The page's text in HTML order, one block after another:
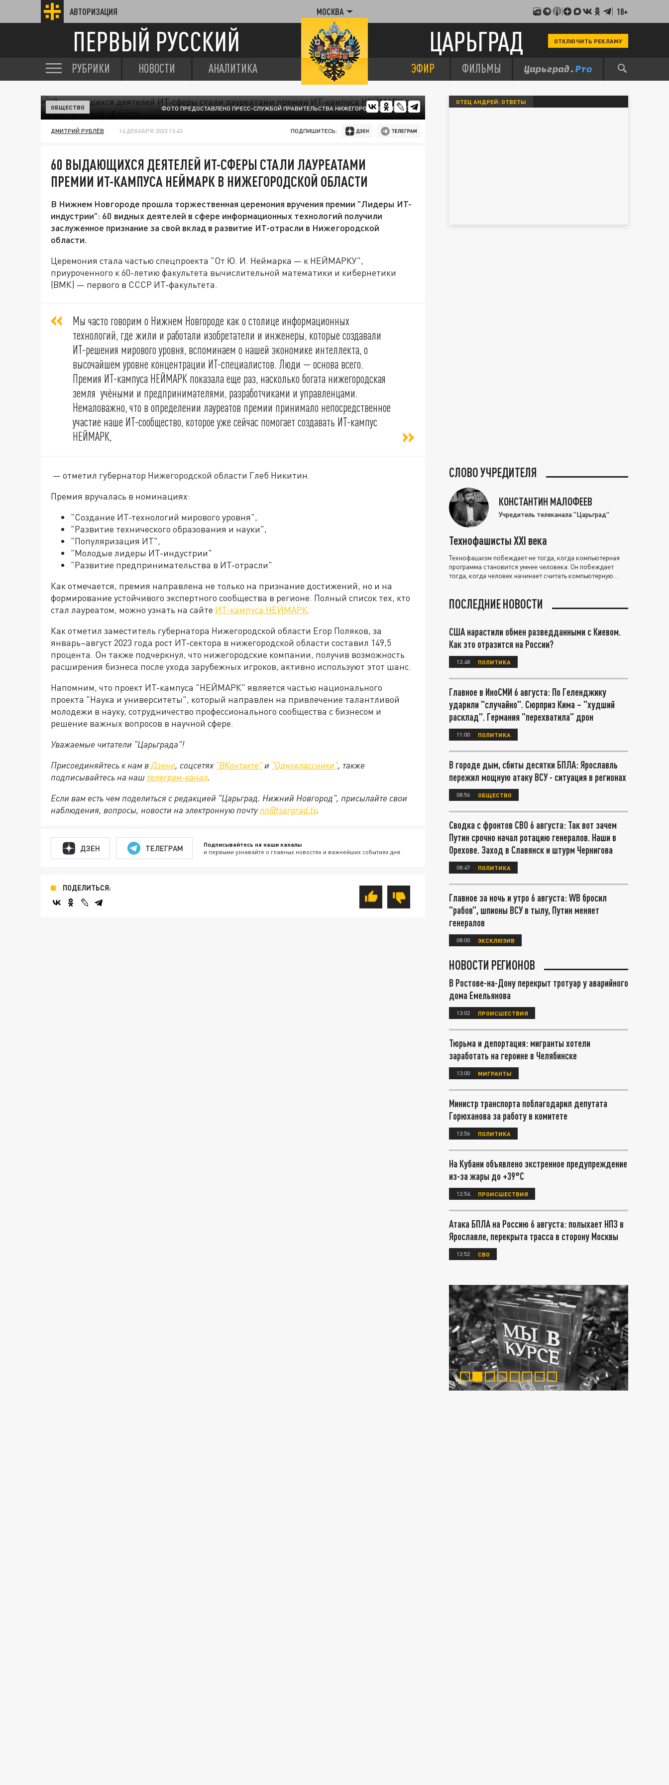
АВТОРИЗАЦИЯ МОСКВА 18+
ПЕРВЫЙ РУССКИЙ ЦАРЬГРАД ОТКЛЮЧИТЬ РЕКЛАМУ
РУБРИКИ НОВОСТИ АНАЛИТИКА ЭФИР ФИЛЬМЫ
ФОТО ПРЕДОСТАВЛЕНО ПРЕСС-СЛУЖБОЙ ПРАВИТЕЛЬСТВА НИЖЕГОРОДСКОЙ ОБЛАСТИ
ОБЩЕСТВО
ДМИТРИЙ РУБЛЁВ 14 ДЕКАБРЯ 2023 13:43 ПОДПИШИТЕСЬ:
60 ВЫДАЮЩИХСЯ ДЕЯТЕЛЕЙ ИТ-СФЕРЫ СТАЛИ ЛАУРЕАТАМИ
ПРЕМИИ ИТ-КАМПУСА НЕЙМАРК В НИЖЕГОРОДСКОЙ ОБЛАСТИ
В Нижнем Новгороде прошла торжественная церемония вручения премии "Лидеры ИТ-
индустрии": 60 видных деятелей в сфере информационных технологий получили
заслуженное признание за свой вклад в развитие ИТ-отрасли в Нижегородской
области.
Церемония стала частью спецпроекта "От Ю. И. Неймарка — к НЕЙМАРКУ",
приуроченного к 60-летию факультета вычислительной математики и кибернетики
(ВМК) — первого в СССР ИТ-факультета.
Мы часто говорим о Нижнем Новгороде как о столице информационных
технологий, где жили и работали изобретатели и инженеры, которые создавали
ИТ-решения мирового уровня, вспоминаем о нашей экономике интеллекта, о
высочайшем уровне концентрации ИТ-специалистов. Люди — основа всего.
Премия ИТ-кампуса НЕЙМАРК показала еще раз, насколько богата нижегородская
земля учёными и предпринимателями, разработчиками и управленцами.
Немаловажно, что в определении лауреатов премии принимало непосредственное
участие наше ИТ-сообщество, которое уже сейчас помогает создавать ИТ-кампус
НЕЙМАРК,
— отметил губернатор Нижегородской области Глеб Никитин.
Премия вручалась в номинациях:
"Создание ИТ-технологий мирового уровня",
"Развитие технического образования и науки",
"Популяризация ИТ",
"Молодые лидеры ИТ-индустрии"
"Развитие предпринимательства в ИТ-отрасли"
Как отмечается, премия направлена не только на признание достижений, но и на
формирование устойчивого экспертного сообщества в регионе. Полный список тех, кто
стал лауреатом, можно узнать на сайте ИТ-кампуса НЕЙМАРК.
Как отметил заместитель губернатора Нижегородской области Егор Поляков, за
январь–август 2023 года рост ИТ-сектора в нижегородской области составил 149,5
процента. Он также подчеркнул, что нижегородские компании, получив возможность
расширения бизнеса после ухода зарубежных игроков, активно используют этот шанс.
Напомним, что проект ИТ-кампуса "НЕЙМАРК" является частью национального
проекта "Наука и университеты", который направлен на привлечение талантливой
молодежи в науку, сотрудничество профессионального сообщества с бизнесом и
решение важных вопросов в научной сфере.
Уважаемые читатели "Царьграда"!
Присоединяйтесь к нам вДзене, соцсетях "ВКонтакте"и "Одноклассники", также
подписывайтесь на наш телеграм-канал.
Если вам есть чем поделиться с редакцией "Царьград. Нижний Новгород", присылайте свои
наблюдения, вопросы, новости на электронную почту nn@tsargrad.tv.
ДЗЕН ТЕЛЕГРАМ Подписывайтесь на наши каналы
и первыми узнавайте о главных новостях и важнейших событиях дня.
ПОДЕЛИТЬСЯ:
ОТЕЦ АНДРЕЙ: ОТВЕТЫ
СЛОВО УЧРЕДИТЕЛЯ
КОНСТАНТИН МАЛОФЕЕВ
Учредитель телеканала "Царьград"
Технофашисты XXI века
Технофашизм побеждает не тогда, когда компьютерная
программа становится умнее человека. Он побеждает
тогда, когда человек начинает считать компьютерную
ПОСЛЕДНИЕ НОВОСТИ
США нарастили обмен разведданными с Киевом.
Как это отразится на России?
12:48 ПОЛИТИКА
Главное в ИноСМИ 6 августа: По Геленджику
ударили "случайно". Сюрприз Кима – "худший
расклад". Германия "перехватила" дрон
11:00 ПОЛИТИКА
В городе дым, сбиты десятки БПЛА: Ярославль
пережил мощную атаку ВСУ - ситуация в регионах
08:56 ОБЩЕСТВО
Сводка с фронтов СВО 6 августа: Так вот зачем
Путин срочно начал ротацию генералов. Наши в
Орехове. Заход в Славянск и штурм Чернигова
08:47 ПОЛИТИКА
Главное за ночь и утро 6 августа: WB бросил
"рабов", шпионы ВСУ в тылу, Путин меняет
генералов
08:00 ЭКСКЛЮЗИВ
НОВОСТИ РЕГИОНОВ
В Ростове-на-Дону перекрыт тротуар у аварийного
дома Емельянова
13:02 ПРОИСШЕСТВИЯ
Тюрьма и депортация: мигранты хотели
заработать на героине в Челябинске
13:00 МИГРАНТЫ
Министр транспорта поблагодарил депутата
Горюханова за работу в комитете
12:56 ПОЛИТИКА
На Кубани объявлено экстренное предупреждение
из-за жары до +39°С
12:54 ПРОИСШЕСТВИЯ
Атака БПЛА на Россию 6 августа: полыхает НПЗ в
Ярославле, перекрыта трасса в сторону Москвы
12:52 СВО